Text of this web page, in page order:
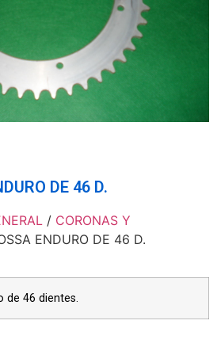
DE 46 D.
/ CORONAS Y
ENDURO DE 46 D.
de 46 dientes.